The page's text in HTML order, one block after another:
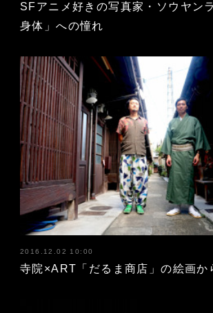
SFアニメ好きの写真家・ソウヤン
身体」への憧れ
2016.12.02 10:00
寺院×ART「だるま商店」の絵画か